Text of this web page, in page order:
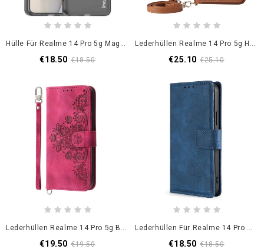
Hülle Für Realme 14 Pro 5g Magsafe-Kompatibel
€18.50 €18.50
Lederhüllen Realme 14 Pro 5g Handyhülle Premium-Version Mit Schultergurt
€25.10 €25.10
Lederhüllen Realme 14 Pro 5g Blumenspitze Mit Riemen
€19.50 €19.50
Lederhüllen Für Realme 14 Pro 5g Krokodil-Optik
€18.50 €18.50